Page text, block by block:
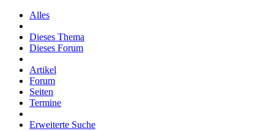
Alles
Dieses Thema
Dieses Forum
Artikel
Forum
Seiten
Termine
Erweiterte Suche